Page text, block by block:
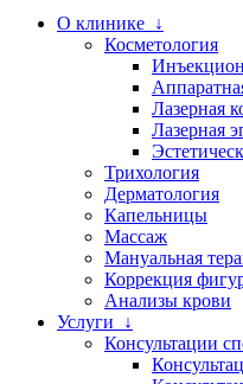
О клинике ↓
Косметология
Лазерная
Лазерная
Трихология
Дерматология
Капельницы
Массаж
Мануальная
Коррекция
Анализы крови
Услуги ↓
Консультации